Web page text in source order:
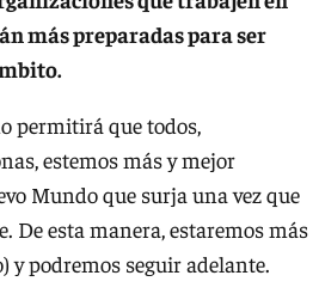
más preparadas para ser
permitirá que todos,
estemos más y mejor
Mundo que surja una vez que
De esta manera, estaremos más
y podremos seguir adelante.